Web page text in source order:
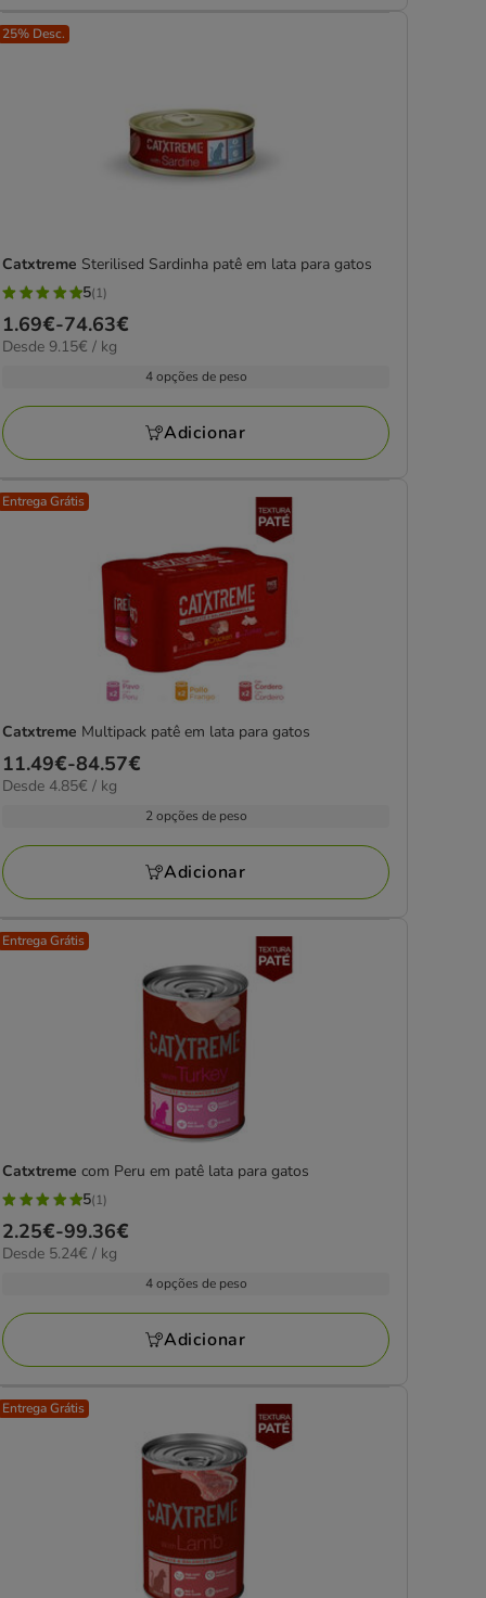
25% Desc.
Catxtreme Sterilised Sardinha patê em lata para gatos
5
estrelas
com
avaliações
5(1)
Preço
de
74.63€
1.69€-74.63€
9.15€
Desde 9.15€ / kg
4 opções de peso
Adicionar
Entrega Grátis
Catxtreme Multipack patê em lata para gatos
Preço
de
84.57€
11.49€-84.57€
4.85€
Desde 4.85€ / kg
2 opções de peso
Adicionar
Entrega Grátis
Catxtreme com Peru em patê lata para gatos
5
estrelas
com
avaliações
5(1)
Preço
de
99.36€
2.25€-99.36€
5.24€
Desde 5.24€ / kg
4 opções de peso
Adicionar
Entrega Grátis